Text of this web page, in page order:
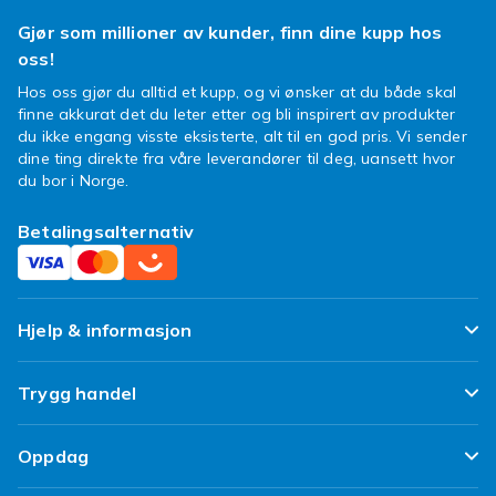
noen trenger noe litt ekstra personlig.
Gi en ape i gave – en gave
med hjerte og humor
En koseape er mer enn bare en gave – det er
et smil i stoffform. Den passer for både gutter
elsker unike dingser. Aper er også symboler på
glede, nysgjerrighet og vennskap – noe som
gjør dem til en gjennomtenkt og morsom
gaveidé, uansett alder eller anledning.
Farge, form og detaljer som
fortryller
Du finner alt fra små hengende koseaper til
store plysjaper å lene seg mot. Fargene
Gjør som millioner av kunder, finn dine kupp hos
oss!
Hos oss gjør du alltid et kupp, og vi ønsker at du både skal
finne akkurat det du leter etter og bli inspirert av produkter
du ikke engang visste eksisterte, alt til en god pris. Vi sender
dine ting direkte fra våre leverandører til deg, uansett hvor
du bor i Norge.
Betalingsalternativ
Hjelp & informasjon
Ofte stilte spørsmål
Spor pakken min
Angre & returner her
Trygg handel
Fornøyd kunde-løfte
Kundeanmeldelser
Oppdag